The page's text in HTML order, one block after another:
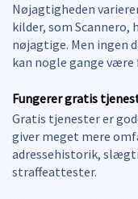
Nøjagtigheden
kilder, som
nøjagtige. Men ingen
kan nogle gange
Fungerer gratis
Gratis tjenester er
giver meget mere
adressehistorik,
straffeattester.